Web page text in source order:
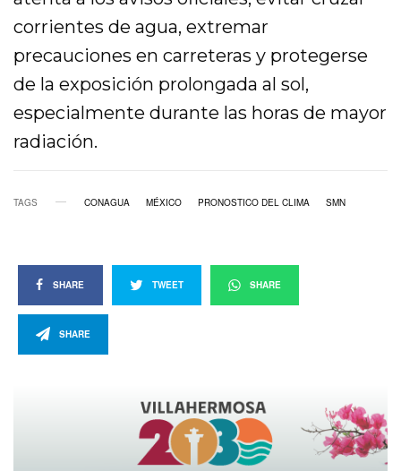
corrientes de agua, extremar
precauciones en carreteras y protegerse
de la exposición prolongada al sol,
especialmente durante las horas de mayor
radiación.
TAGS CONAGUA MÉXICO PRONOSTICO DEL CLIMA SMN
SHARE TWEET SHARE
SHARE